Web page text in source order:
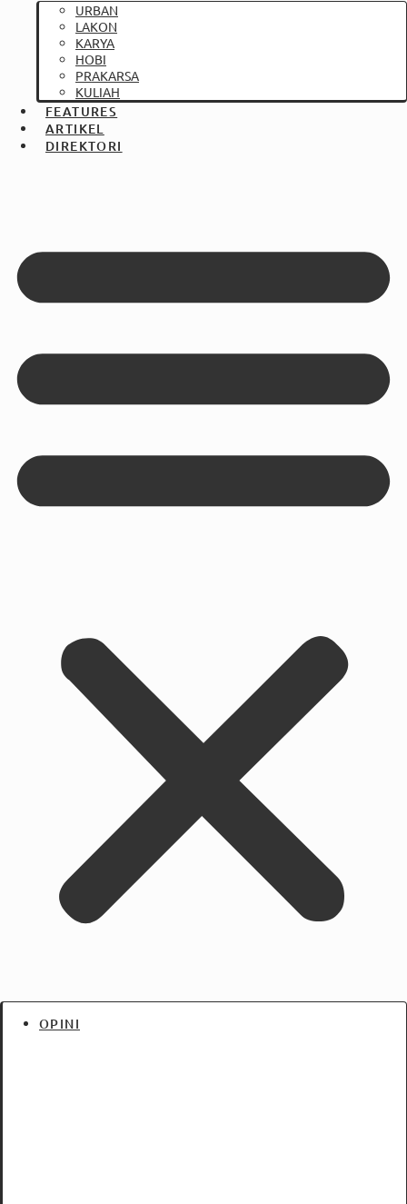
URBAN
LAKON
KARYA
HOBI
PRAKARSA
KULIAH
FEATURES
ARTIKEL
DIREKTORI
OPINI